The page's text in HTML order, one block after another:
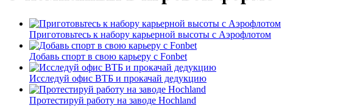
Приготовьтесь к набору карьерной высоты с Аэрофлотом
Добавь спорт в свою карьеру с Fonbet
Исследуй офис ВТБ и прокачай дедукцию
Протестируй работу на заводе Hochland